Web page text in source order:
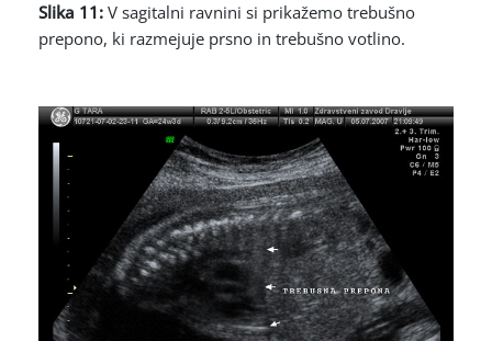
Slika 11: V sagitalni ravnini si prikažemo trebušno
prepono, ki razmejuje prsno in trebušno votlino.